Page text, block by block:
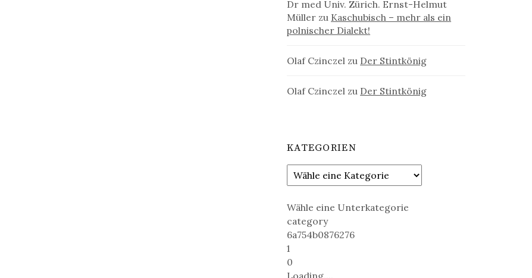
Dr med Univ. Zürich. Ernst-Helmut
Müller zu Kaschubisch – mehr als ein
polnischer Dialekt!
Olaf Czinczel zu Der Stintkönig
Olaf Czinczel zu Der Stintkönig
KATEGORIEN
Wähle eine Unterkategorie
category
6a754b0876276
1
0